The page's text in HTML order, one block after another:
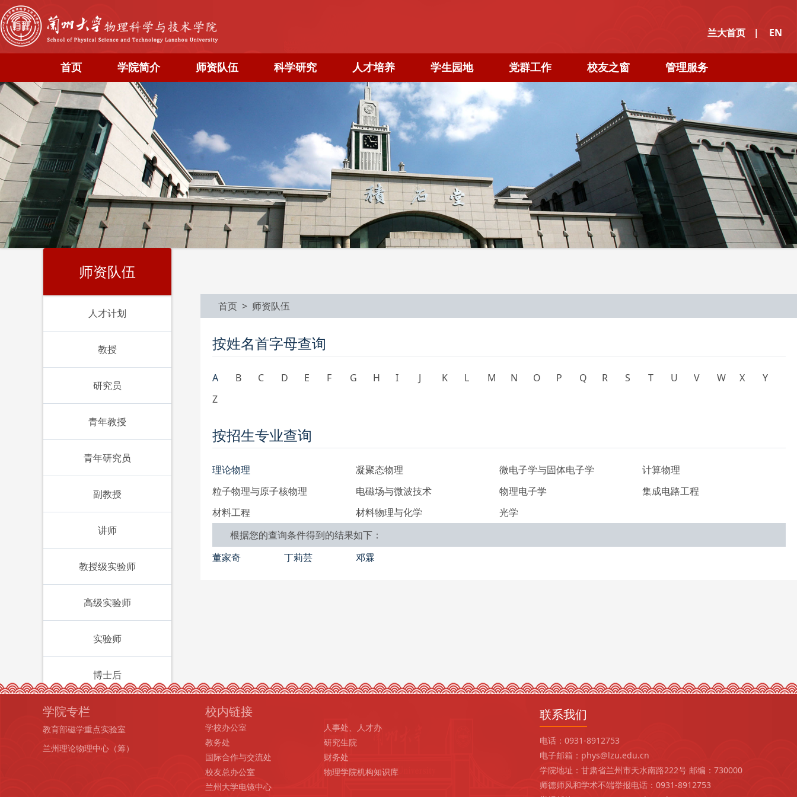
兰大首页 | EN
首页 学院简介 师资队伍 科学研究 人才培养 学生园地 党群工作 校友之窗 管理服务
师资队伍
人才计划
教授
研究员
青年教授
青年研究员
副教授
讲师
教授级实验师
高级实验师
实验师
博士后
首页 > 师资队伍
按姓名首字母查询
A B C D E F G H I J K L M N O P Q R S T U V W X
Y
Z
按招生专业查询
理论物理 凝聚态物理 微电子学与固体电子学
计算物理
粒子物理与原子核物理
电磁场与微波技术 物理电子学
集成电路工程
材料工程
材料物理与化学
光学
根据您的查询条件得到的结果如下：
董家奇
丁莉芸 邓霖
学院专栏
教育部磁学重点实验室
兰州理论物理中心（筹）
校内链接
学校办公室
人事处、人才办
教务处
研究生院
国际合作与交流处
财务处
校友总办公室
物理学院机构知识库
兰州大学电镜中心
联系我们
电话：0931-8912753
电子邮箱：phys@lzu.edu.cn
学院地址：甘肃省兰州市天水南路222号 邮编：730000
师德师风和学术不端举报电话：0931-8912753